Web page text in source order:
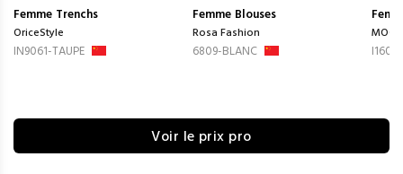
Femme Trenchs
OriceStyle
IN9061-TAUPE
Femme Blouses
Rosa Fashion
6809-BLANC
Voir le prix pro